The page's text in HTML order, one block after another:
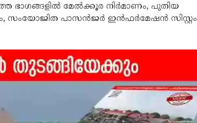
ഭാഗങ്ങളില്‍ മേല്‍ക്കൂര നിര്‍മാണം, പുതിയ
സംയോജിത പാസന്‍ജര്‍ ഇന്‍ഫര്‍മേഷന്‍ സിസ്റ്റം